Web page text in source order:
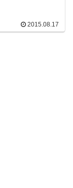
2015.08.17